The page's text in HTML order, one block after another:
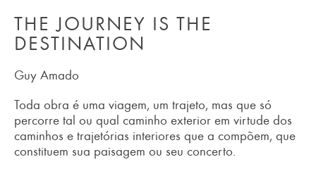
THE JOURNEY IS THE
DESTINATION
Guy Amado
Toda obra é uma viagem, um trajeto, mas que só
percorre tal ou qual caminho exterior em virtude dos
caminhos e trajetórias interiores que a compõem, que
constituem sua paisagem ou seu concerto.